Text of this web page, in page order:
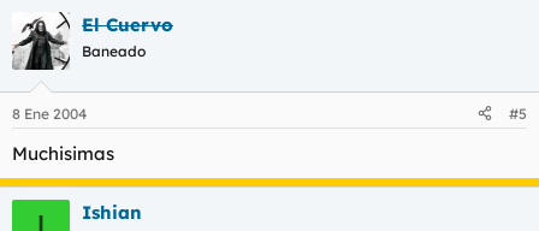
El Cuervo
Baneado
8 Ene 2004 #5
Muchisimas
Ishian